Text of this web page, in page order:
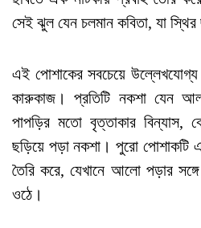
সেই ঝুল যেন চলমান কবিতা, যা
এই পোশাকের সবচেয়ে উল্লেখযোগ্য
কারুকাজ। প্রতিটি নকশা যেন
পাপড়ির মতো বৃত্তাকার বিন্যাস,
ছড়িয়ে পড়া নকশা। পুরো পোশাকটি
তৈরি করে, যেখানে আলো পড়ার
ওঠে।